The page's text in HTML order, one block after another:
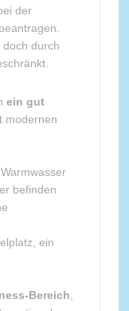
der
doch durch
ein gut
modernen
befinden
ein
Bereich